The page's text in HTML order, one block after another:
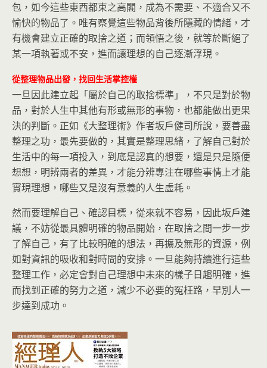
包，如今這些東西都束之高閣，成為不需要、不適合又不
愉快的物品了。唯有察覺這些物品背後所隱藏的情緒，才
有機會建立正確的取捨之道；而領悟之後，就等於斷絕了
某一項執著或不安，進而讓理想的自己逐漸浮現。
從整理物品出發，找回生活掌控權
一旦因此建立起「屬於自己的取捨標準」，不只是對於物
品，對於人生中其他有形或無形的事物，也都能做出更果
決的判斷。正如《大整理術》作者坂戶健司所說，要善盡
整理之功，最先要做的，其實是整理思緒，了解自己對於
生活中的每一項投入，到底是認真的想要，還是只是隨便
想想，明辨兩者的差異，才能分辨專注在哪些事情上才能
實現理想，哪些又是沒有意義的人生虛耗。
然而要理解自己、確認目標，從來就不容易，因此坂戶建
議，不妨從最具體明確的物品開始，在取捨之間一步一步
了解自己，有了比較明確的想法，再擴及無形的資源，例
如對資訊的吸收和對時間的安排。一旦能夠持續進行這些
整理工作，必定會對自己理想中未來的樣子日趨明確，進
而找到正確的努力之道，減少不必要的冤枉路，早別人一
步達到成功。